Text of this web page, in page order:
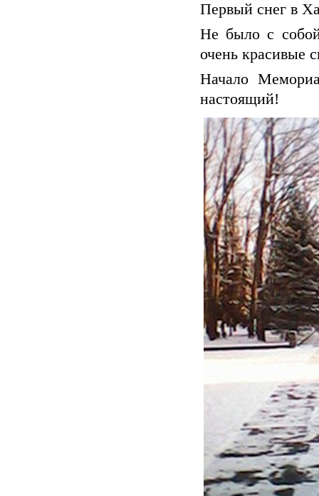
Первый снег в
Не было с
очень красивые
Начало
настоящий!